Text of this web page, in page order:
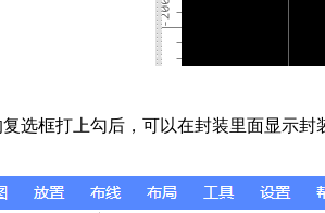
选框打上勾后，可以在封装里面显示封